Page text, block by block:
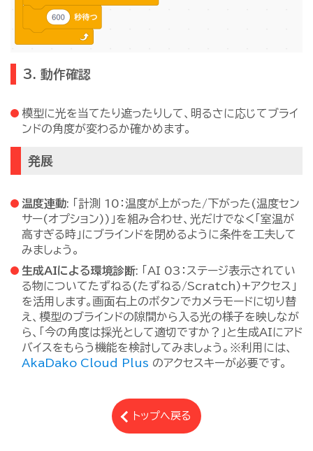
3. 動作確認
模型に光を当てたり遮ったりして、明るさに応じてブライ
ンドの角度が変わるか確かめます。
発展
温度連動: 「計測 10：温度が上がった/下がった(温度セン
サー(オプション))」を組み合わせ、光だけでなく「室温が
高すぎる時」にブラインドを閉めるように条件を工夫して
みましょう。
生成AIによる環境診断: 「AI 03：ステージ表示されてい
る物についてたずねる(たずねる/Scratch)+アクセス」
を活用します。画面右上のボタンでカメラモードに切り替
え、模型のブラインドの隙間から入る光の様子を映しなが
ら、「今の角度は採光として適切ですか？」と生成AIにアド
バイスをもらう機能を検討してみましょう。※利用には、
AkaDako Cloud Plus のアクセスキーが必要です。
トップへ戻る